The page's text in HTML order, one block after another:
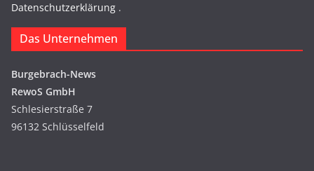
Datenschutzerklärung .
Das Unternehmen
Burgebrach-News
RewoS GmbH
Schlesierstraße 7
96132 Schlüsselfeld